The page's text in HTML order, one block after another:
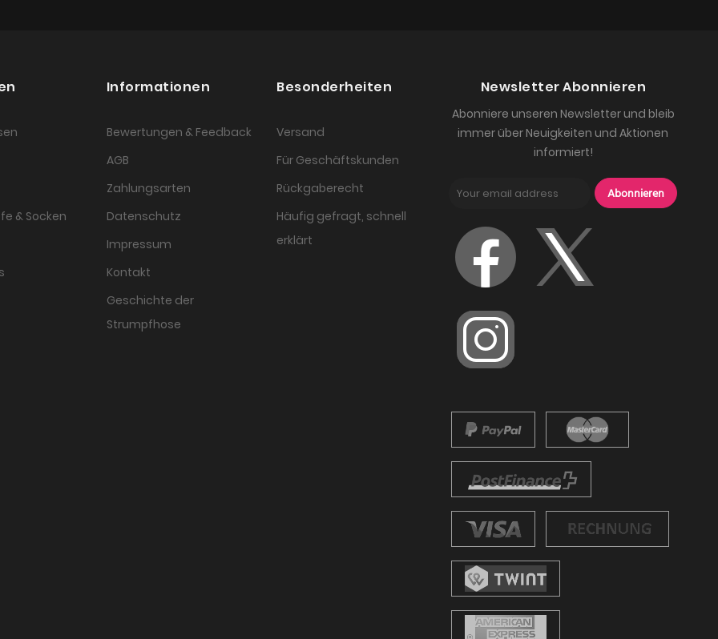
& Socken
Informationen
Bewertungen & Feedback
AGB
Zahlungsarten
Datenschutz
Impressum
Kontakt
Geschichte der
Strumpfhose
Besonderheiten
Versand
Für Geschäftskunden
Rückgaberecht
Häufig gefragt, schnell
erklärt
Newsletter Abonnieren
Abonniere unseren Newsletter und bleib
immer über Neuigkeiten und Aktionen
informiert!
Abonnieren